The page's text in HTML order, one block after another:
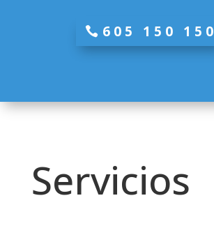
605 150 150
Servicios